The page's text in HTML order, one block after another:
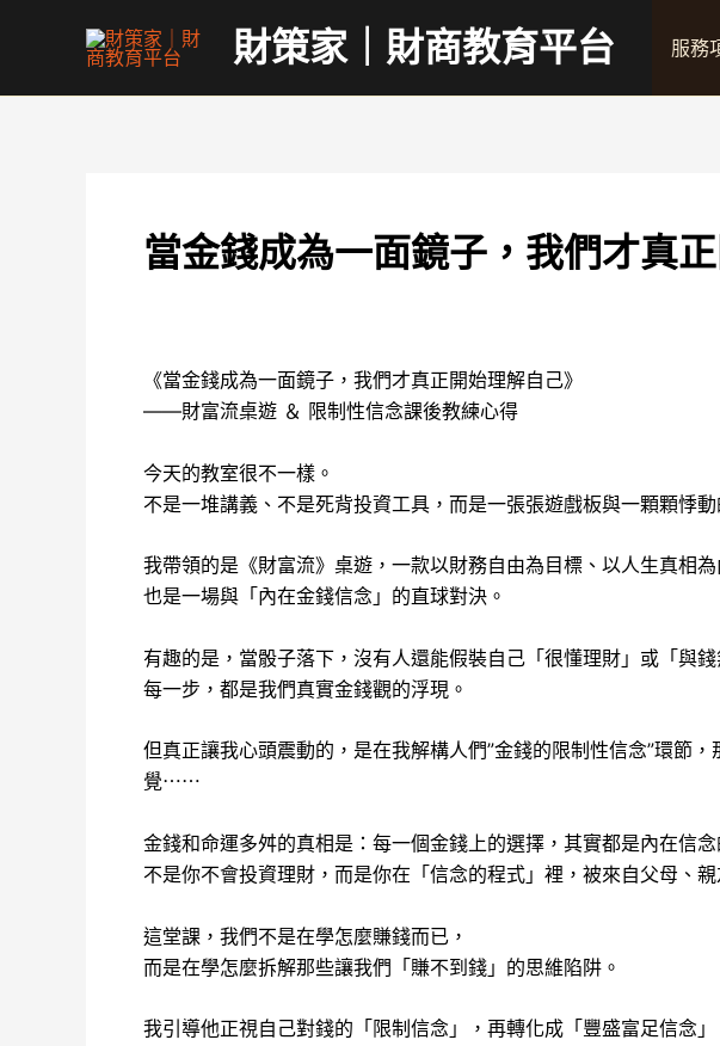
財策家｜財商教育平台 服務
當金錢成為一面鏡子，我們才真
《當金錢成為一面鏡子，我們才真正開始理解自己》
——財富流桌遊 ＆ 限制性信念課後教練心得
今天的教室很不一樣。
不是一堆講義、不是死背投資工具，而是一張張遊戲板與一顆顆悸動
我帶領的是《財富流》桌遊，一款以財務自由為目標、以人生真相為
也是一場與「內在金錢信念」的直球對決。
有趣的是，當骰子落下，沒有人還能假裝自己「很懂理財」或「與
每一步，都是我們真實金錢觀的浮現。
但真正讓我心頭震動的，是在我解構人們”金錢的限制性信念”環節
覺⋯⋯
金錢和命運多舛的真相是：每一個金錢上的選擇，其實都是內在信念
不是你不會投資理財，而是你在「信念的程式」裡，被來自父母、
這堂課，我們不是在學怎麼賺錢而已，
而是在學怎麼拆解那些讓我們「賺不到錢」的思維陷阱。
我引導他正視自己對錢的「限制信念」，再轉化成「豐盛富足信念」